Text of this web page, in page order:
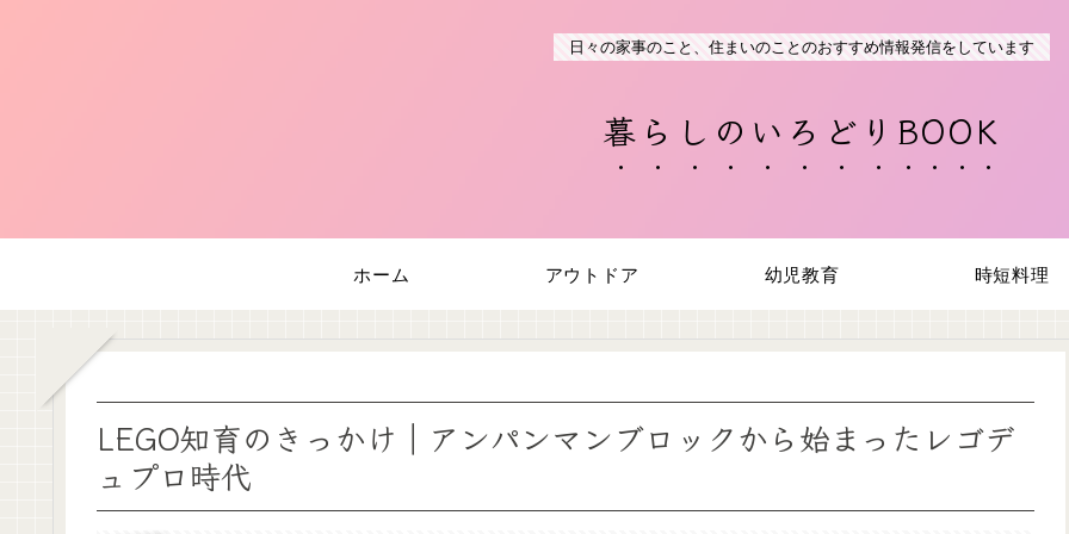
日々の家事のこと、住まいのことのおすすめ情報発信をしています
暮らしのいろどりBOOK
ホーム アウトドア 幼児教育 時短料理
LEGO知育のきっかけ｜アンパンマンブロックから始まったレゴデ
ュプロ時代